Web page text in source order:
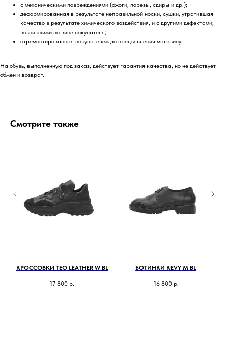
с механическими повреждениями (ожоги, порезы, сдиры и др.);
деформированная в результате неправильной носки, сушки, утратившая
качество в результате химического воздействия, и с другими дефектами,
возникшими по вине покупателя;
отремонтированная покупателем до предъявления магазину.
На обувь, выполненную под заказ, действует гарантия качества, но не действует
обмен и возврат.
Смотрите также
КРОССОВКИ TEO LEATHER W BL
17 800 р.
БОТИНКИ KEVY M BL
16 800 р.